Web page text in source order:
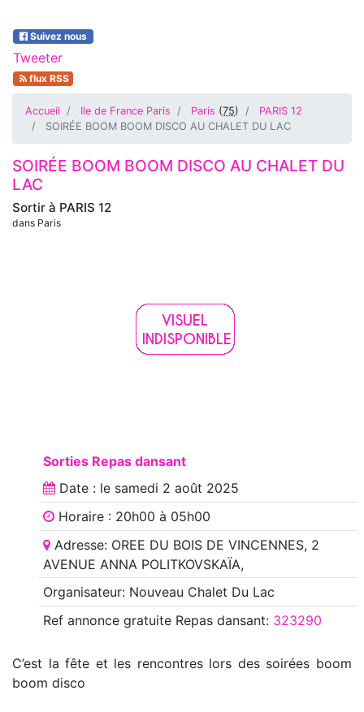
Suivez nous
Tweeter
flux RSS
Accueil Ile de France Paris Paris (75)
PARIS 12
SOIRÉE BOOM BOOM DISCO AU CHALET DU LAC
Sortir à PARIS 12
dans Paris
SOIRÉE BOOM BOOM DISCO AU CHALET DU
LAC
Sorties Repas dansant
Date : le samedi 2 août 2025
Horaire : 20h00 à 05h00
Adresse: OREE DU BOIS DE VINCENNES, 2
AVENUE ANNA POLITKOVSKAÏA,
Organisateur: Nouveau Chalet Du Lac
Ref annoncegratuite Repas dansant: 323290
C’est la fête et les rencontres lors des soirées boom
boom disco